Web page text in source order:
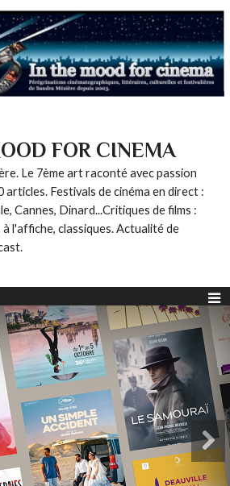
FOR CINEMA
Le 7ème art raconté avec passion
articles. Festivals de cinéma en direct :
Cannes, Dinard...Critiques de films :
l'affiche, classiques. Actualité de